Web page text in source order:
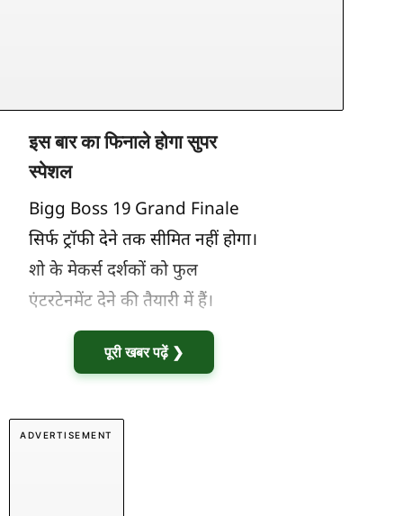
इस बार का फिनाले होगा सुपर
स्पेशल
Bigg Boss 19 Grand Finale
सिर्फ ट्रॉफी देने तक सीमित नहीं होगा।
शो के मेकर्स दर्शकों को फुल
एंटरटेनमेंट देने की तैयारी में हैं।
पूरी खबर पढ़ें ❯
ADVERTISEMENT